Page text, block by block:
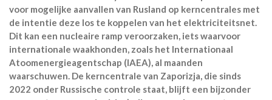
voor mogelijke aanvallen van Rusland op kerncentrales met
de intentie deze los te koppelen van het elektriciteitsnet.
Dit kan een nucleaire ramp veroorzaken, iets waarvoor
internationale waakhonden, zoals het Internationaal
Atoomenergieagentschap (IAEA), al maanden
waarschuwen. De kerncentrale van Zaporizja, die sinds
2022 onder Russische controle staat, blijft een bijzonder